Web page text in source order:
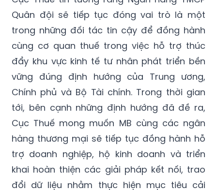
Quân đội sẽ tiếp tục đóng vai trò là một
trong những đối tác tin cậy để đồng hành
cùng cơ quan thuế trong việc hỗ trợ thúc
đẩy khu vực kinh tế tư nhân phát triển bền
vững đúng định hướng của Trung ương,
Chính phủ và Bộ Tài chính. Trong thời gian
tới, bên cạnh những định hướng đã đề ra,
Cục Thuế mong muốn MB cùng các ngân
hàng thương mại sẽ tiếp tục đồng hành hỗ
trợ doanh nghiệp, hộ kinh doanh và triển
khai hoàn thiện các giải pháp kết nối, trao
đổi dữ liệu nhằm thực hiện mục tiêu cải